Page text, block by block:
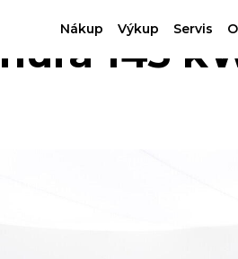
Nákup Výkup Servis
143